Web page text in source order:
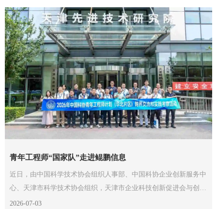
青年工程师“国家队”走进鲲鹏信息
近日，由中国科学技术协会组织人事部、中国科协企业创新服务中
心、天津市科学技术协会组织，天津市企业科技创新促进会与创业
知本社承办的2026年中国科协青年工程师计划（华北片区）跨界交
2026-07-03